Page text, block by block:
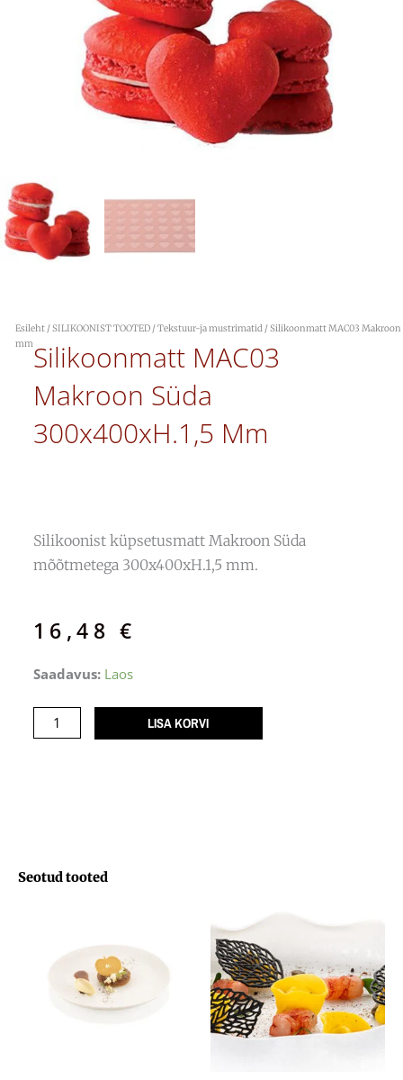
Esileht /SILIKOONIST TOOTED /Tekstuur-ja mustrimatid / Silikoonmatt MAC03 Makroon
mmSilikoonmatt MAC03
Makroon Süda
300x400xH.1,5 Mm
Silikoonist küpsetusmatt Makroon Süda
mõõtmetega 300x400xH.1,5 mm.
16,48€
Saadavus: Laos
Silikoonmatt
Makroon
Süda
LISA KORVI
Seotud tooted